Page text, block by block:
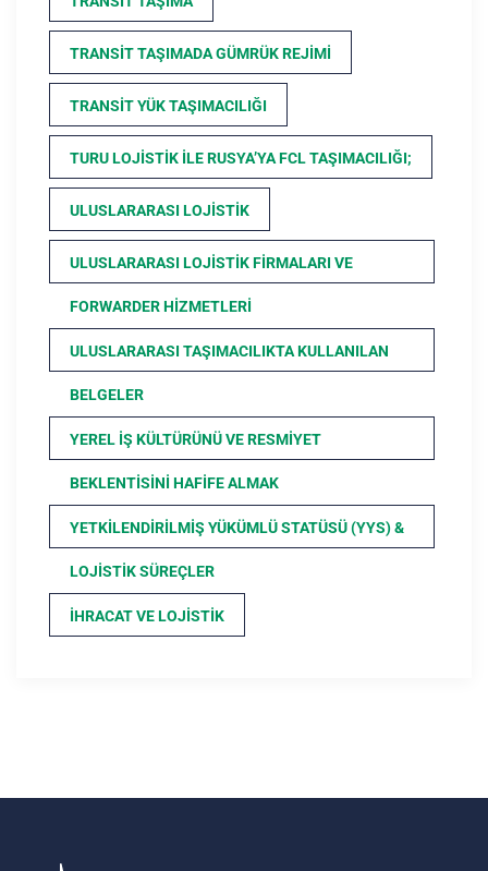
TRANSIT TAŞIMADA GÜMRÜK REJIMI
TRANSIT YÜK TAŞIMACILIĞI
TURU LOJISTIK ILE RUSYA’YA FCL TAŞIMACILIĞI;
ULUSLARARASI LOJISTIK
ULUSLARARASI LOJISTIK FIRMALARI VE
FORWARDER HIZMETLERI
ULUSLARARASI TAŞIMACILIKTA KULLANILAN
BELGELER
YEREL İŞ KÜLTÜRÜNÜ VE RESMIYET
BEKLENTISINI HAFIFE ALMAK
YETKILENDIRILMIŞ YÜKÜMLÜ STATÜSÜ (YYS) &
LOJISTIK SÜREÇLER
İHRACAT VE LOJISTIK